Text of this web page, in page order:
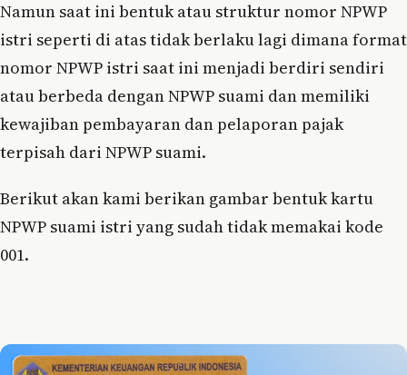
Namun saat ini bentuk atau struktur nomor NPWP
istri seperti di atas tidak berlaku lagi dimana format
nomor NPWP istri saat ini menjadi berdiri sendiri
atau berbeda dengan NPWP suami dan memiliki
kewajiban pembayaran dan pelaporan pajak
terpisah dari NPWP suami.
Berikut akan kami berikan gambar bentuk kartu
NPWP suami istri yang sudah tidak memakai kode
001.